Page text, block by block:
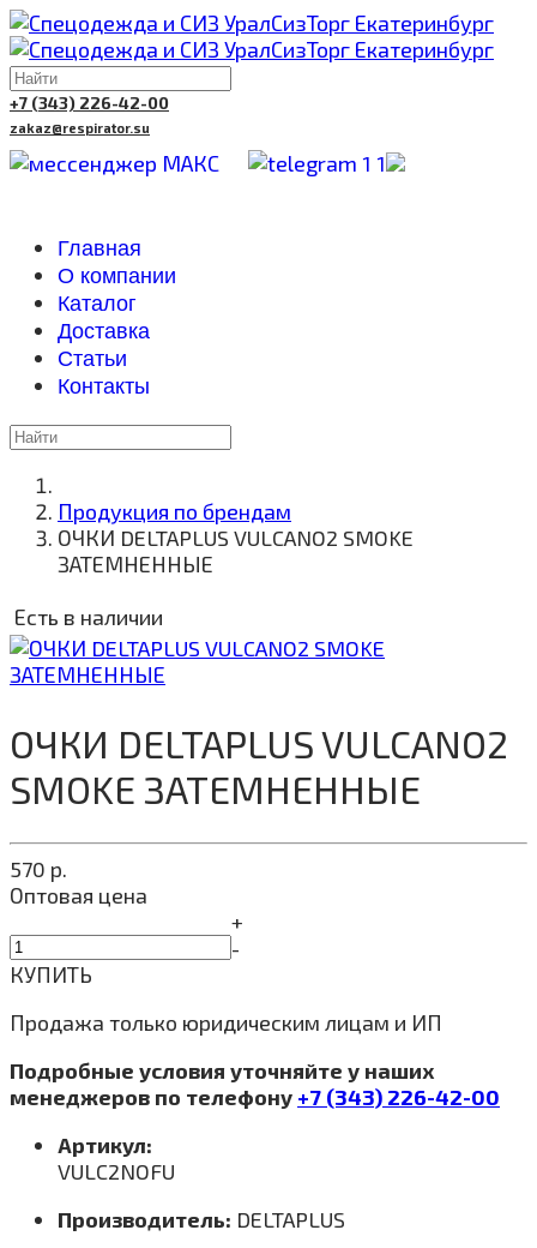
+7 (343) 226-42-00
zakaz@respirator.su
Главная
О компании
Каталог
Доставка
Cтатьи
Контакты
Продукция по брендам
ОЧКИ DELTAPLUS VULCANO2 SMOKE
ЗАТЕМНЕННЫЕ
Есть в наличии
ОЧКИ DELTAPLUS VULCANO2
SMOKE ЗАТЕМНЕННЫЕ
570 р.
Оптовая цена
+
-
КУПИТЬ
Продажа только юридическим лицам и ИП
Подробные условия уточняйте у наших
менеджеров по телефону +7 (343) 226-42-00
Артикул:
VULC2NOFU
Производитель: DELTAPLUS